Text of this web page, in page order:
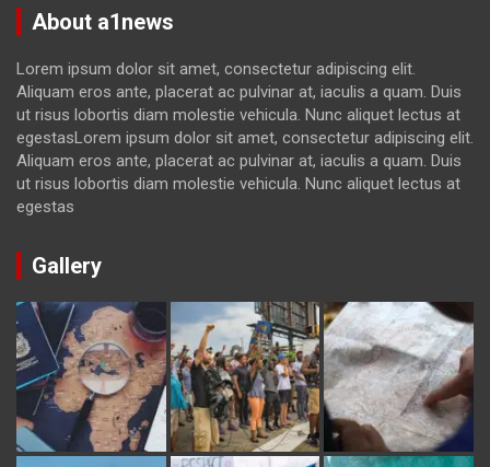
About a1news
Lorem ipsum dolor sit amet, consectetur adipiscing elit.
Aliquam eros ante, placerat ac pulvinar at, iaculis a quam. Duis
ut risus lobortis diam molestie vehicula. Nunc aliquet lectus at
egestasLorem ipsum dolor sit amet, consectetur adipiscing elit.
Aliquam eros ante, placerat ac pulvinar at, iaculis a quam. Duis
ut risus lobortis diam molestie vehicula. Nunc aliquet lectus at
egestas
Gallery